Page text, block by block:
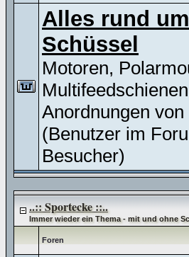
Alles rund
Schüssel
Motoren,
Anordnungen
(Benutzer im
Besucher)
..:: Sportecke ::..
Immer wieder ein Thema - mit und ohne
Foren